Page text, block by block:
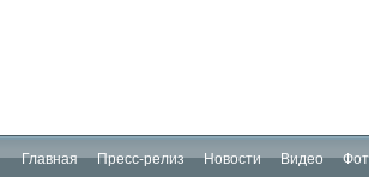
Главная Пресс-релиз Новости Видео